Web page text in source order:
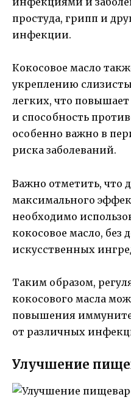
простуда, грипп и
инфекции.
Кокосовое масло
укреплению
легких, что
и способность
особенно важно в
риска заболеваний.
Важно отметить, что
максимального
необходимо
кокосовое масло, без
искусственных
Таким образом,
кокосового масла
повышения
от различных
Улучшение